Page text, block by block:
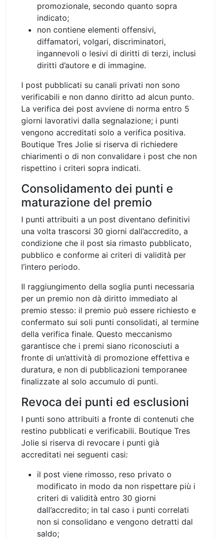
promozionale, secondo quanto sopra
indicato;
non contiene elementi offensivi,
diffamatori, volgari, discriminatori,
ingannevoli o lesivi di diritti di terzi, inclusi
diritti d’autore e di immagine.
I post pubblicati su canali privati non sono
verificabili e non danno diritto ad alcun punto.
La verifica dei post avviene di norma entro 5
giorni lavorativi dalla segnalazione; i punti
vengono accreditati solo a verifica positiva.
Boutique Tres Jolie si riserva di richiedere
chiarimenti o di non convalidare i post che non
rispettino i criteri sopra indicati.
Consolidamento dei punti e
maturazione del premio
I punti attribuiti a un post diventano definitivi
una volta trascorsi 30 giorni dall’accredito, a
condizione che il post sia rimasto pubblicato,
pubblico e conforme ai criteri di validità per
l’intero periodo.
Il raggiungimento della soglia punti necessaria
per un premio non dà diritto immediato al
premio stesso: il premio può essere richiesto e
confermato sui soli punti consolidati, al termine
della verifica finale. Questo meccanismo
garantisce che i premi siano riconosciuti a
fronte di un’attività di promozione effettiva e
duratura, e non di pubblicazioni temporanee
finalizzate al solo accumulo di punti.
Revoca dei punti ed esclusioni
I punti sono attribuiti a fronte di contenuti che
restino pubblicati e verificabili. Boutique Tres
Jolie si riserva di revocare i punti già
accreditati nei seguenti casi:
il post viene rimosso, reso privato o
modificato in modo da non rispettare più i
criteri di validità entro 30 giorni
dall’accredito; in tal caso i punti correlati
non si consolidano e vengono detratti dal
saldo;